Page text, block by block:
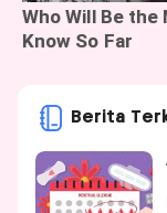
Berita